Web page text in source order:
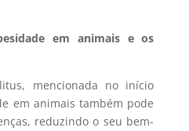
em animais e os
mencionada no início
em animais também pode
reduzindo o seu bem-